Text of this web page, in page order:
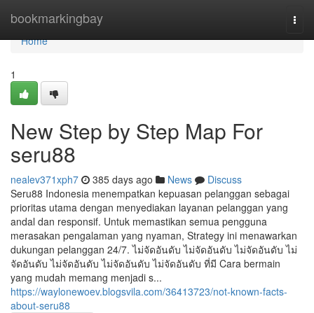
bookmarkingbay
Home
Home
1
New Step by Step Map For
seru88
nealev371xph7 385 days ago News
Discuss
Seru88 Indonesia menempatkan kepuasan pelanggan sebagai
prioritas utama dengan menyediakan layanan pelanggan yang
andal dan responsif. Untuk memastikan semua pengguna
merasakan pengalaman yang nyaman, Strategy ini menawarkan
dukungan pelanggan 24/7. ไม่จัดอันดับ ไม่จัดอันดับ ไม่จัดอันดับ ไม่
จัดอันดับ ไม่จัดอันดับ ไม่จัดอันดับ ไม่จัดอันดับ ที่มี Cara bermain
yang mudah memang menjadi s...
https://waylonewoev.blogsvila.com/36413723/not-known-facts-
about-seru88